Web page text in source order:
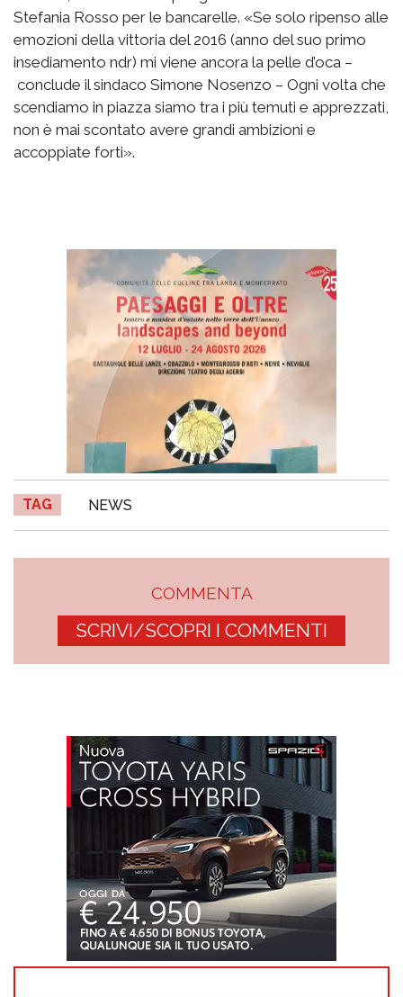
Stefania Rosso per le bancarelle. «Se solo ripenso alle
emozioni della vittoria del 2016 (anno del suo primo
insediamento ndr) mi viene ancora la pelle d’oca –
conclude il sindaco Simone Nosenzo – Ogni volta che
scendiamo in piazza siamo tra i più temuti e apprezzati,
non è mai scontato avere grandi ambizioni e
accoppiate forti».
TAG NEWS
COMMENTA
SCRIVI/SCOPRI I COMMENTI